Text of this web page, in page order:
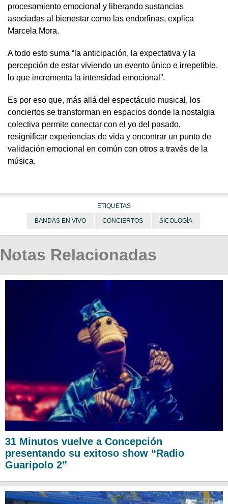
procesamiento emocional y liberando sustancias
asociadas al bienestar como las endorfinas, explica
Marcela Mora.
A todo esto suma “la anticipación, la expectativa y la
percepción de estar viviendo un evento único e irrepetible,
lo que incrementa la intensidad emocional”.
Es por eso que, más allá del espectáculo musical, los
conciertos se transforman en espacios donde la nostalgia
colectiva permite conectar con el yo del pasado,
resignificar experiencias de vida y encontrar un punto de
validación emocional en común con otros a través de la
música.
ETIQUETAS
BANDAS EN VIVO CONCIERTOS SICOLOGÍA
Notas Relacionadas
31 Minutos vuelve a Concepción
presentando su exitoso show “Radio
Guaripolo 2”